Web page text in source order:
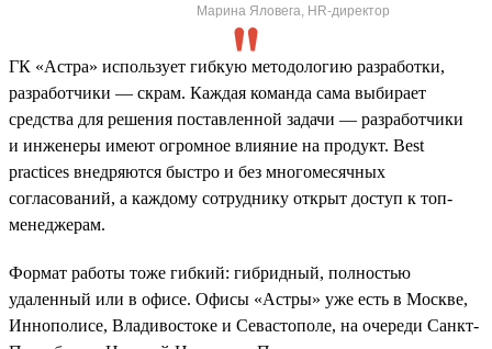
Марина Яловега, HR-директор
ГК «Астра» использует гибкую методологию разработки,
разработчики — скрам. Каждая команда сама выбирает
средства для решения поставленной задачи — разработчики
и инженеры имеют огромное влияние на продукт. Best
practices внедряются быстро и без многомесячных
согласований, а каждому сотруднику открыт доступ к топ-
менеджерам.
Формат работы тоже гибкий: гибридный, полностью
удаленный или в офисе. Офисы «Астры» уже есть в Москве,
Иннополисе, Владивостоке и Севастополе, на очереди Санкт-